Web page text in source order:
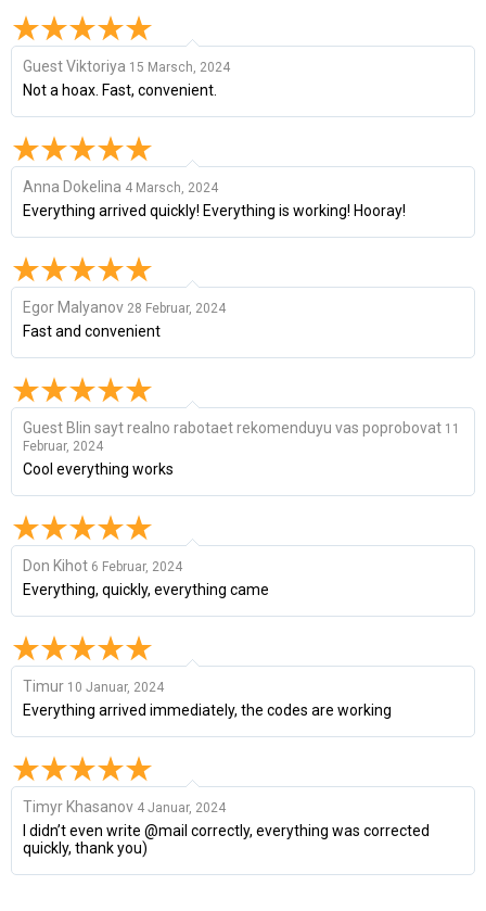
Guest Viktoriya 15 Marsch, 2024
Not a hoax. Fast, convenient.
Anna Dokelina 4 Marsch, 2024
Everything arrived quickly! Everything is working! Hooray!
Egor Malyanov 28 Februar, 2024
Fast and convenient
Guest Blin sayt realno rabotaet rekomenduyu vas poprobovat 11
Februar, 2024
Cool everything works
Don Kihot 6 Februar, 2024
Everything, quickly, everything came
Timur 10 Januar, 2024
Everything arrived immediately, the codes are working
Timyr Khasanov 4 Januar, 2024
I didn’t even write @mail correctly, everything was corrected
quickly, thank you)